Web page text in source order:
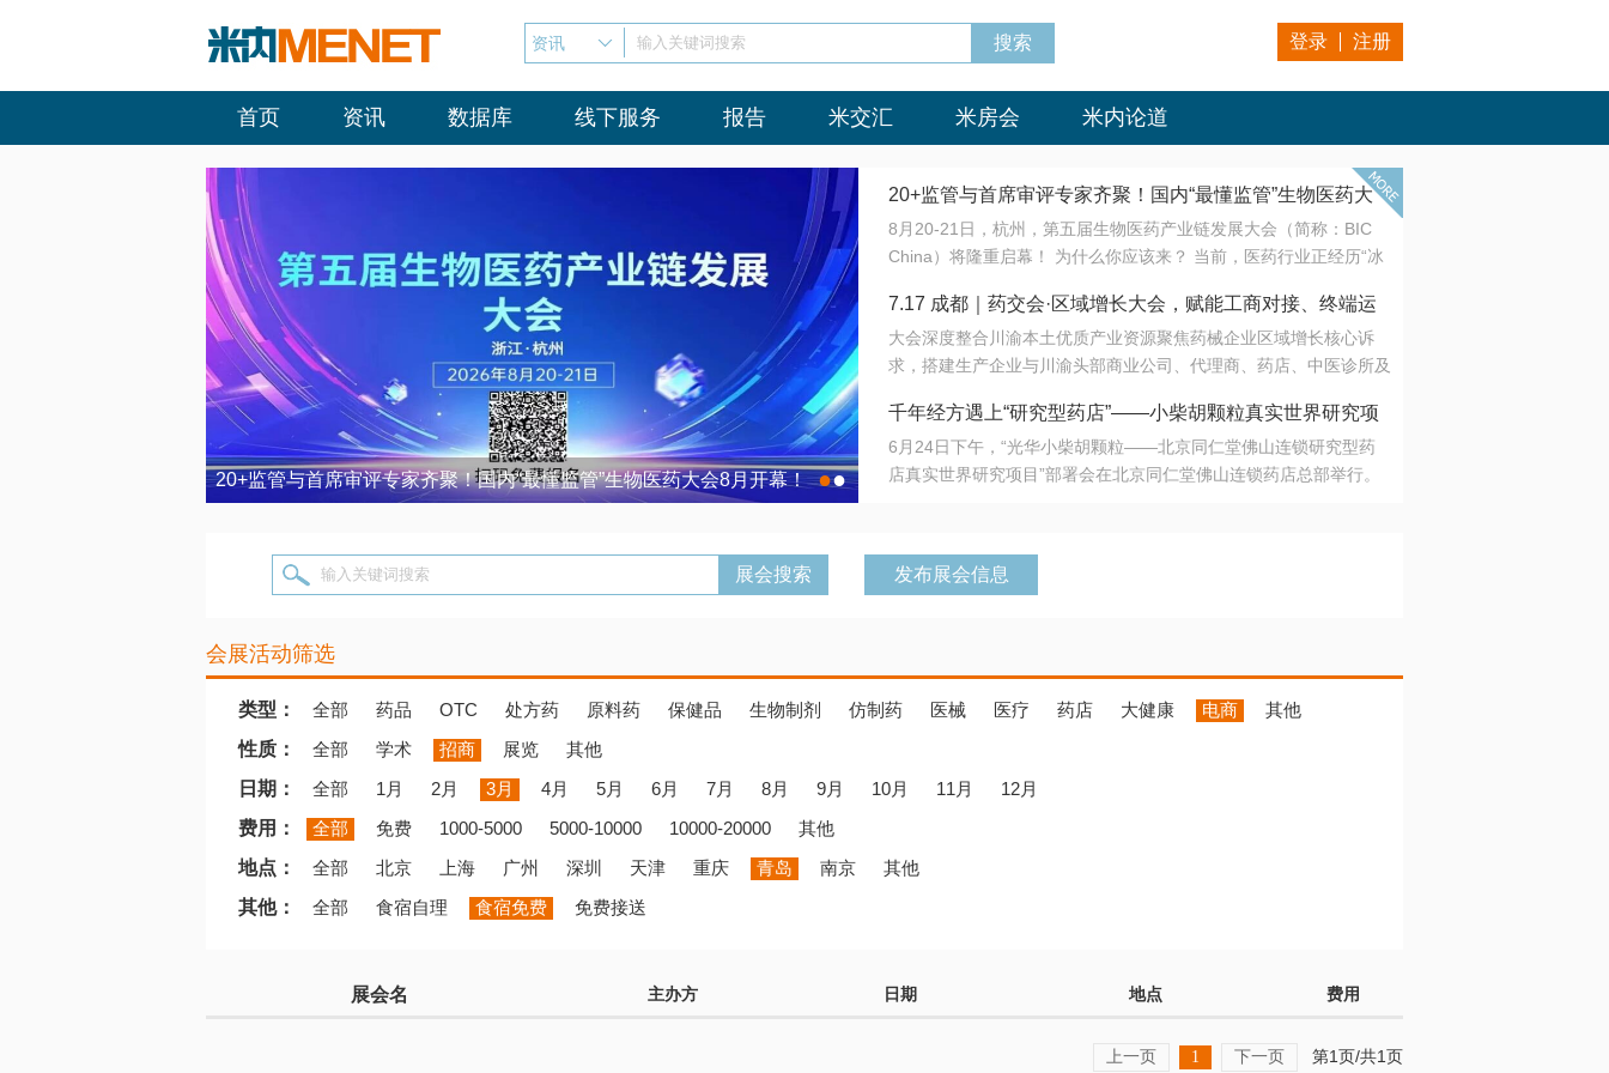
资讯 输入关键词搜索 登录 注册
首页 资讯 数据库 线下服务 报告 米交汇 米房会 米内论道
20+监管与首席审评专家齐聚！国内“最懂监管”生物医药大会8月开幕！ 7.17 成都｜药交会·区域增长大会，赋能工商对接、终端运营
●●
20+监管与首席审评专家齐聚！国内“最懂监管”生物医药大
会8月开幕！
8月20-21日，杭州，第五届生物医药产业链发展大会（简称：BIC
China）将隆重启幕！ 为什么你应该来？ 当前，医药行业正经历“冰
法正重新定义研发效率；另一端是创新药“最后一公里”的支付与入院
难题，呼唤更成熟的产业生态。 同质化“内卷”已无出路，全产业链协
同与出海能力建设才是破局关键。 本届大会以 “重构生态，定义未
算力突围；从中药创新、复杂药物制剂、CGT、多肽与小核酸的技
术攻坚，到CDMO的柔性智造。 我们致力于打破壁垒，让“实验
室”与“生产线”、“研发端”与“支付端”深度对话，更让监管、产业、资
7.17 成都｜药交会·区域增长大会，赋能工商对接、终端运
营
大会深度整合川渝本土优质产业资源聚焦药械企业区域增长核心诉
求，搭建生产企业与川渝头部商业公司、代理商、药店、中医诊所及
域增量份额夯实西南市场战略布局
千年经方遇上“研究型药店”——小柴胡颗粒真实世界研究项
目在北京同仁堂佛山连锁启动
6月24日下午，“光华小柴胡颗粒——北京同仁堂佛山连锁研究型药
店真实世界研究项目”部署会在北京同仁堂佛山连锁药店总部举行。
输入关键词搜索 发布展会信息
会展活动筛选
类型： 全部 药品 OTC 处方药 原料药 保健品 生物制剂 仿制药 医械 医疗 药店 大健康 电商
其他
性质：
全部 学术 招商 展览
其他
日期：
全部 1月 2月 3月 4月 5月 6月 7月 8月 9月 10月 11月
12月
费用：
全部 免费 1000-5000 5000-10000 10000-20000
其他
地点：
全部 北京 上海 广州 深圳 天津 重庆 青岛 南京
其他
其他：
全部 食宿自理 食宿免费 免费接送
展会名 主办方 日期 地点 费用
上一页 1 下一页 第1页/共1页